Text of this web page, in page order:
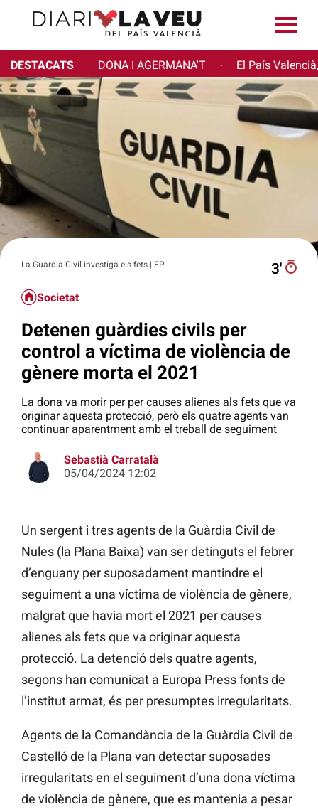
DESTACATS DONA I AGERMANA'T · El País
La Guàrdia Civil investiga els fets | EP 3′
Societat
Detenen guàrdies civils per
control a víctima de violència de
gènere morta el 2021
La dona va morir per per causes alienes als fets que va
originar aquesta protecció, però els quatre agents van
continuar aparentment amb el treball de seguiment
Sebastià Carratalà
05/04/2024 12:02
Un sergent i tres agents de la Guàrdia Civil de
Nules (la Plana Baixa) van ser detinguts el febrer
d’enguany per suposadament mantindre el
seguiment a una víctima de violència de gènere,
malgrat que havia mort el 2021 per causes
alienes als fets que va originar aquesta
protecció. La detenció dels quatre agents,
segons han comunicat a Europa Press fonts de
l’institut armat, és per presumptes irregularitats.
Agents de la Comandància de la Guàrdia Civil de
Castelló de la Plana van detectar suposades
irregularitats en el seguiment d’una dona víctima
de violència de gènere, que es mantenia a pesar